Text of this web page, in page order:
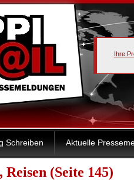
Ihre
Schreiben Aktuelle
(Seite 145)